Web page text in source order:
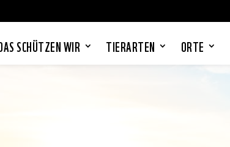
SCHÜTZEN WIR TIERARTEN ORTE